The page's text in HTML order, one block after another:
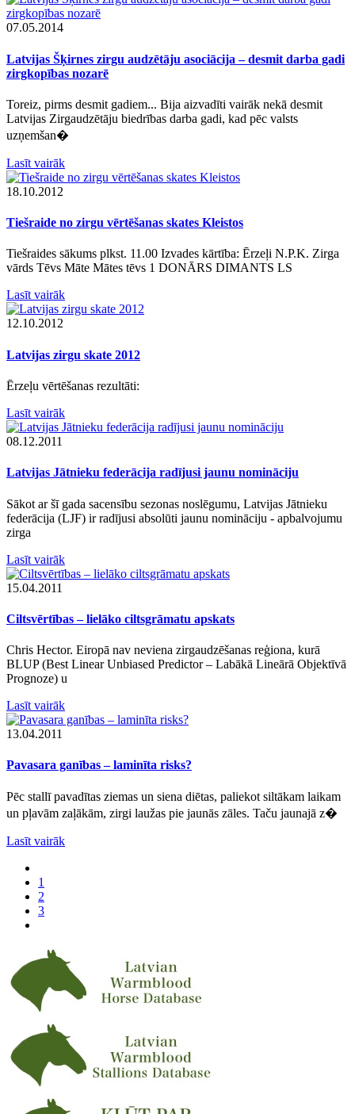
07.05.2014
Latvijas Šķirnes zirgu audzētāju asociācija – desmit darba gadi
zirgkopības nozarē
Toreiz, pirms desmit gadiem... Bija aizvadīti vairāk nekā desmit
Latvijas Zirgaudzētāju biedrības darba gadi, kad pēc valsts
uzņemšan�
Lasīt vairāk
18.10.2012
Tiešraide no zirgu vērtēšanas skates Kleistos
Tiešraides sākums plkst. 11.00 Izvades kārtība: Ērzeļi N.P.K. Zirga
vārds Tēvs Māte Mātes tēvs 1 DONĀRS DIMANTS LS
Lasīt vairāk
12.10.2012
Latvijas zirgu skate 2012
Ērzeļu vērtēšanas rezultāti:
Lasīt vairāk
08.12.2011
Latvijas Jātnieku federācija radījusi jaunu nomināciju
Sākot ar šī gada sacensību sezonas noslēgumu, Latvijas Jātnieku
federācija (LJF) ir radījusi absolūti jaunu nomināciju - apbalvojumu
zirga
Lasīt vairāk
15.04.2011
Ciltsvērtības – lielāko ciltsgrāmatu apskats
Chris Hector. Eiropā nav neviena zirgaudzēšanas reģiona, kurā
BLUP (Best Linear Unbiased Predictor – Labākā Lineārā Objektīvā
Prognoze) u
Lasīt vairāk
13.04.2011
Pavasara ganības – laminīta risks?
Pēc stallī pavadītas ziemas un siena diētas, paliekot siltākam laikam
un pļavām zaļākām, zirgi laužas pie jaunās zāles. Taču jaunajā z�
Lasīt vairāk
1
2
3